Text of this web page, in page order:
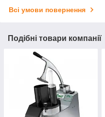
Всі умови повернення
Подібні товари компанії